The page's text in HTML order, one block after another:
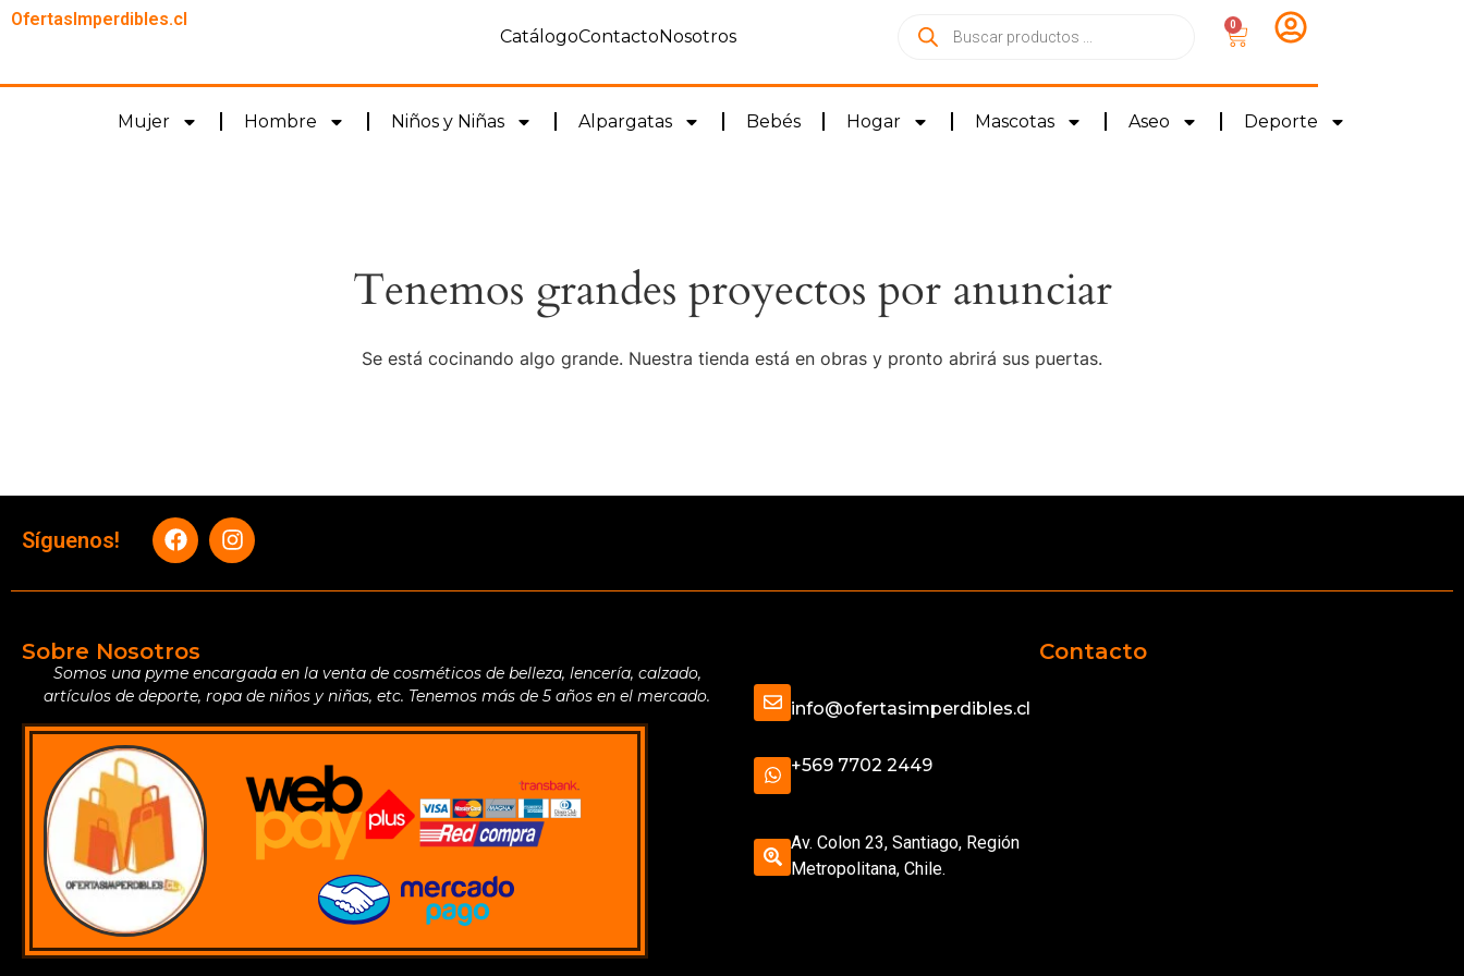
OfertasImperdibles.cl
CatálogoContactoNosotros
0
Mujer Hombre Niños y Niñas Alpargatas Bebés Hogar Mascotas Aseo Deporte
Tenemos grandes proyectos por anunciar
Se está cocinando algo grande. Nuestra tienda está en obras y pronto abrirá sus puertas.
Síguenos!
Sobre Nosotros
Somos una pyme encargada en la venta de cosméticos de belleza, lencería, calzado,
artículos de deporte, ropa de niños y niñas, etc. Tenemos más de 5 años en el mercado.
Contacto
info@ofertasimperdibles.cl
+569 7702 2449
Av. Colon 23, Santiago, Región
Metropolitana, Chile.